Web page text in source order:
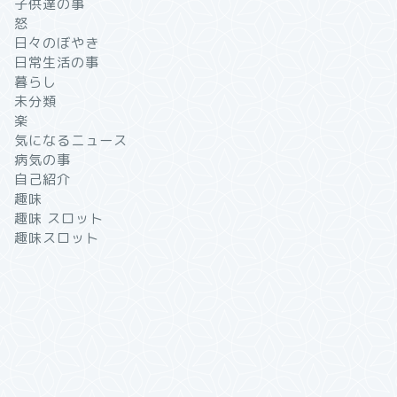
子供達の事
怒
日々のぼやき
日常生活の事
暮らし
未分類
楽
気になるニュース
病気の事
自己紹介
趣味
趣味 スロット
趣味スロット